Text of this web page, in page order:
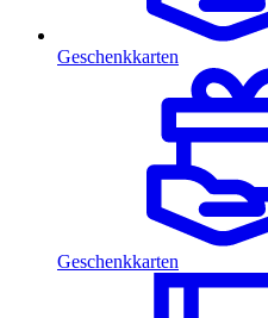
Geschenkkarten
Geschenkkarten